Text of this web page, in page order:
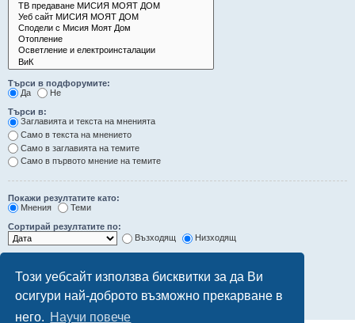
Този уебсайт използва бисквитки за да Ви
осигури най-доброто възможно прекарване в
него. Научи повече
Търси в подфорумите:
Да
Не
Търси в:
Заглавията и текста на мненията
Само в текста на мнението
Само в заглавията на темите
Само в първото мнение на темите
Покажи резултатите като:
Мнения
Теми
Сортирай резултатите по:
Възходящ
Низходящ
Покажи първите:
символа от мненията